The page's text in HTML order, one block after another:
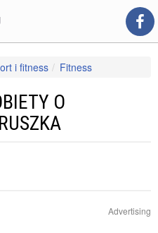
i fitness
Fitness
kobiety o sylwetce typu gruszka
O
Advertising